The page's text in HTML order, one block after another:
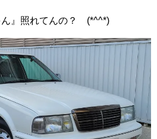
ん』照れてんの？ (*^^*)